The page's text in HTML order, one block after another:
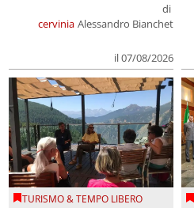
cervinia
di
Alessandro Bianchet
il 07/08/2026
TURISMO & TEMPO LIBERO